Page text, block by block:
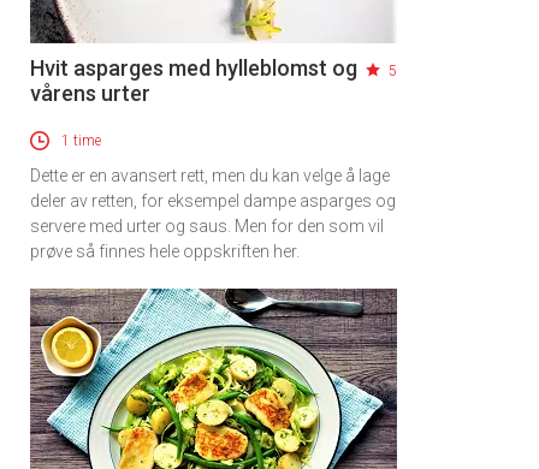
Hvit asparges med hylleblomst og
vårens urter
5
1 time
Dette er en avansert rett, men du kan velge å lage
deler av retten, for eksempel dampe asparges og
servere med urter og saus. Men for den som vil
prøve så finnes hele oppskriften her.